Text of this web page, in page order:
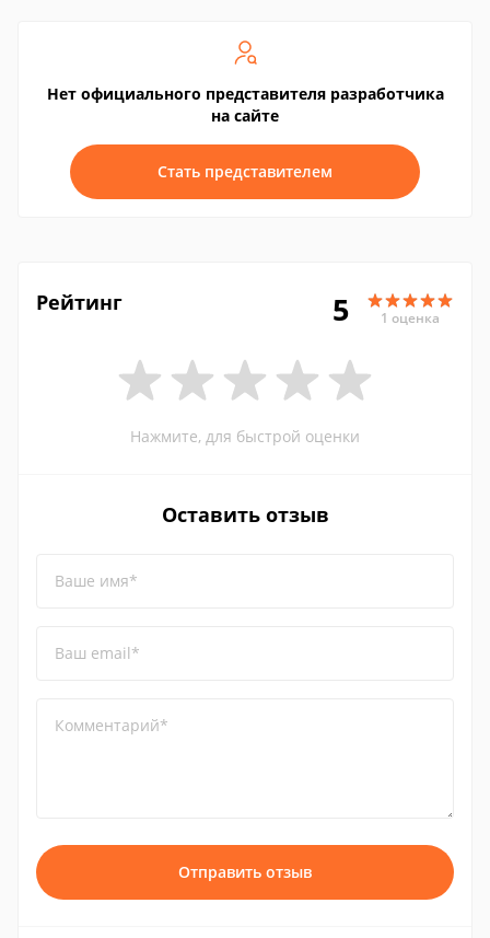
Нет официального представителя разработчика
на сайте
Стать представителем
Рейтинг 5 1 оценка
Нажмите, для быстрой оценки
Оставить отзыв
Ваше имя*
Ваш email*
Комментарий*
Отправить отзыв